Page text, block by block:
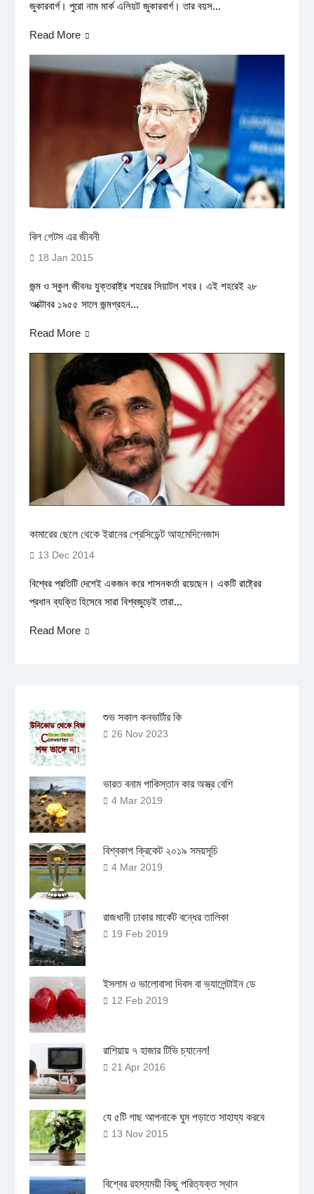
জুকারবার্গ। পুরো নাম মার্ক এলিয়ট জুকারবার্গ। তার বয়স...
Read More
বিল গেটস এর জীবনী
18 Jan 2015
জন্ম ও স্কুল জীবনঃ যুক্তরাষ্ট্র শহরের সিয়াটল শহর। এই শহরেই ২৮
অক্টোবর ১৯৫৫ সালে জন্মগ্রহন...
Read More
কামারের ছেলে থেকে ইরানের প্রেসিডেন্ট আহমেদিনেজাদ
13 Dec 2014
বিশ্বের প্রতিটি দেশেই একজন করে শাসনকর্তা রয়েছেন। একটি রাষ্ট্রের
প্রধান ব্যক্তি হিসেবে সারা বিশ্বজুড়েই তারা...
Read More
শুভ সকাল কনভার্টার কি
26 Nov 2023
ভারত বনাম পাকিস্তান কার অস্ত্র বেশি
4 Mar 2019
বিশ্বকাপ ক্রিকেট ২০১৯ সময়সূচি
4 Mar 2019
রাজধানী ঢাকার মার্কেট বন্ধের তালিকা
19 Feb 2019
ইসলাম ও ভালোবাসা দিবস বা ভ্যালেন্টাইন ডে
12 Feb 2019
রাশিয়ায় ৭ হাজার টিভি চ্যানেল!
21 Apr 2016
যে ৫টি গাছ আপনাকে ঘুম পড়াতে সাহায্য করবে
13 Nov 2015
বিশ্বের রহস্যময়ী কিছু পরিত্যক্ত স্থান